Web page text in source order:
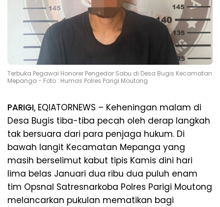
Terbuka Pegawai Honorer Pengedar Sabu di Desa Bugis Kecamatan
Mepanga - Foto : Humas Polres Parigi Moutong
PARIGI, EQIATORNEWS – Keheningan malam di
Desa Bugis tiba-tiba pecah oleh derap langkah
tak bersuara dari para penjaga hukum. Di
bawah langit Kecamatan Mepanga yang
masih berselimut kabut tipis Kamis dini hari
lima belas Januari dua ribu dua puluh enam
tim Opsnal Satresnarkoba Polres Parigi Moutong
melancarkan pukulan mematikan bagi